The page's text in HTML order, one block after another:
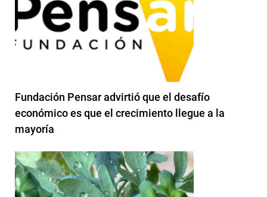
Fundación Pensar advirtió que el desafío
económico es que el crecimiento llegue a la
mayoría